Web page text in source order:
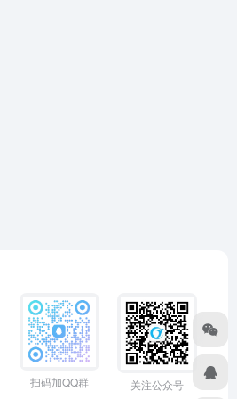
扫码加QQ群 关注公众号